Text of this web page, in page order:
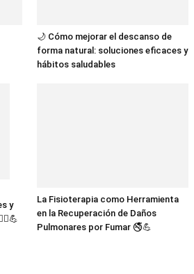
🌙 Cómo mejorar el descanso de
forma natural: soluciones eficaces y
hábitos saludables
y
La Fisioterapia como Herramienta
en la Recuperación de Daños
Pulmonares por Fumar 🚭💪